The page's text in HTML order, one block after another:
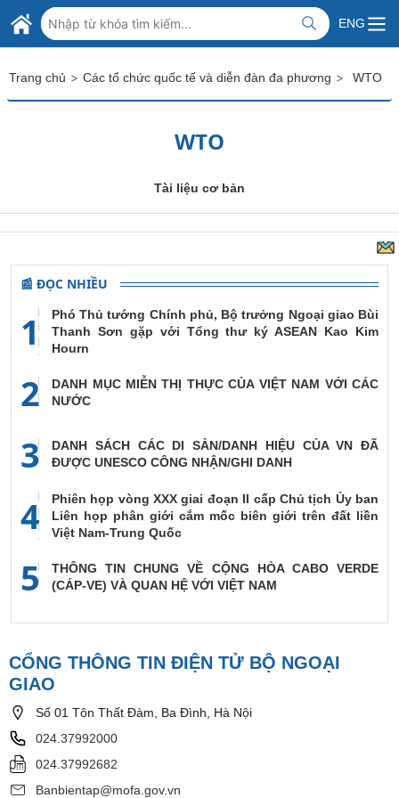
Skip to Main Content
BỘ NGOẠI GIAO VIỆT NAM
MINISTRY OF FOREIGN AFFAIRS
ENG
Trang chủ > Các tổ chức quốc tế và diễn đàn đa phương > WTO
WTO
Tài liệu cơ bản
📰 ĐỌC NHIỀU
1
Phó Thủ tướng Chính phủ, Bộ trưởng Ngoại giao Bùi
Thanh Sơn gặp với Tổng thư ký ASEAN Kao Kim
Hourn
2
DANH MỤC MIỄN THỊ THỰC CỦA VIỆT NAM VỚI CÁC
NƯỚC
3
DANH SÁCH CÁC DI SẢN/DANH HIỆU CỦA VN ĐÃ
ĐƯỢC UNESCO CÔNG NHẬN/GHI DANH
4
Phiên họp vòng XXX giai đoạn II cấp Chủ tịch Ủy ban
Liên họp phân giới cắm mốc biên giới trên đất liền
Việt Nam-Trung Quốc
5
THÔNG TIN CHUNG VỀ CỘNG HÒA CABO VERDE
(CÁP-VE) VÀ QUAN HỆ VỚI VIỆT NAM
CỔNG THÔNG TIN ĐIỆN TỬ BỘ NGOẠI
GIAO
Số 01 Tôn Thất Đàm, Ba Đình, Hà Nội
024.37992000
024.37992682
Banbientap@mofa.gov.vn